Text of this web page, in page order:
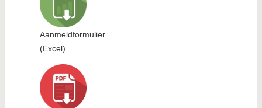
Aanmeldformulier
(Excel)